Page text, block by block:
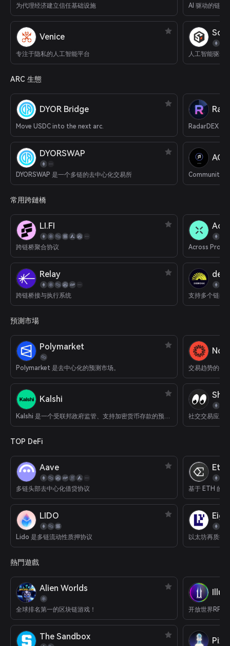
为代理经济建立信任基础设施
Venice
专注于隐私的人工智能平台
AI 驱动的链上
人工智能驱动
ARC 生態
DYOR Bridge
Move USDC into the next arc.
DYORSWAP
DYORSWAP 是一个多链的去中心化交易所
常用跨鏈橋
LI.FI
跨链桥聚合协议
Relay
跨链桥接与执行系统 支持多个链的
預測市場
Polymarket
Polymarket 是去中心化的预测市场。
Kalshi
Kalshi 是一个受联邦政府监管、支持加密货币存款的预测市场
交易趋势的平
社交交易应用
TOP DeFi
Aave
多链头部去中心化借贷协议
LIDO
Lido 是多链流动性质押协议
基于 ETH 的
以太坊再质押
熱門遊戲
Alien Worlds
全球排名第一的区块链游戏！
The Sandbox
开放世界RPG